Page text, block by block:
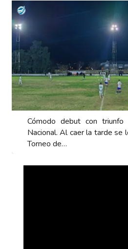
Cómodo debut con
Nacional. Al caer la tarde
Torneo de…